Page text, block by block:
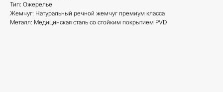
Тип: Ожерелье
Жемчуг: Натуральный речной жемчуг премиум класса
Металл: Медицинская сталь со стойким покрытием PVD